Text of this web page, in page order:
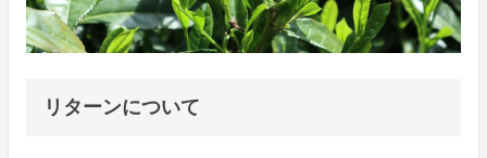
リターンについて